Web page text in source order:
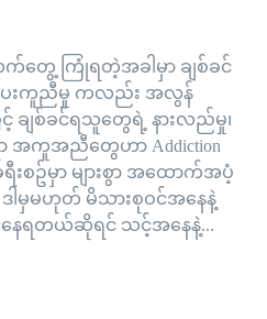
က်တွေ့ ကြုံရတဲ့အခါမှာ ချစ်ခင်
ေးကူညီမှု ကလည်း အလွန်
ချစ်ခင်ရသူတွေရဲ့ နားလည်မှု၊
အကူအညီတွေဟာ Addiction
စဥ်မှာ များစွာ အထောက်အပံ့
ါမှမဟုတ် မိသားစုဝင်အနေနဲ့
နေရတယ်ဆိုရင် သင့်အနေနဲ့...